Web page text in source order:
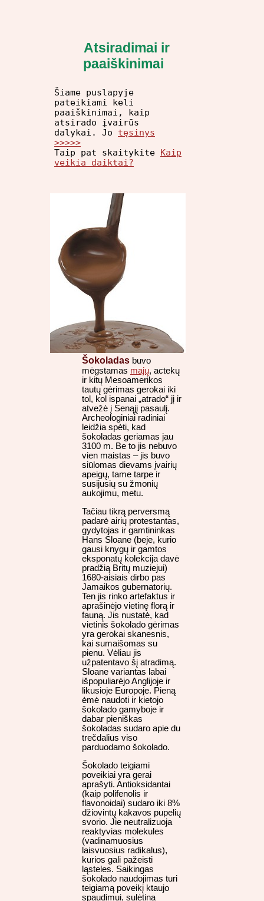
Atsiradimai ir
paaiškinimai
Šiame puslapyje
pateikiami keli
paaiškinimai, kaip
atsirado įvairūs
dalykai. Jo tęsinys
>>>>>
Taip pat skaitykite Kaip
veikia daiktai?
Šokoladas buvo
mėgstamas majų, actekų
ir kitų Mesoamerikos
tautų gėrimas gerokai iki
tol, kol ispanai „atrado“ jį ir
atvežė į Senąjį pasaulį.
Archeologiniai radiniai
leidžia spėti, kad
šokoladas geriamas jau
3100 m. Be to jis nebuvo
vien maistas – jis buvo
siūlomas dievams įvairių
apeigų, tame tarpe ir
susijusių su žmonių
aukojimu, metu.
Tačiau tikrą perversmą
padarė airių protestantas,
gydytojas ir gamtininkas
Hans Sloane (beje, kurio
gausi knygų ir gamtos
eksponatų kolekcija davė
pradžią Britų muziejui)
1680-aisiais dirbo pas
Jamaikos gubernatorių.
Ten jis rinko artefaktus ir
aprašinėjo vietinę florą ir
fauną. Jis nustatė, kad
vietinis šokolado gėrimas
yra gerokai skanesnis,
kai sumaišomas su
pienu. Vėliau jis
užpatentavo šį atradimą.
Sloane variantas labai
išpopuliarėjo Anglijoje ir
likusioje Europoje. Pieną
ėmė naudoti ir kietojo
šokolado gamyboje ir
dabar pieniškas
šokoladas sudaro apie du
trečdalius viso
parduodamo šokolado.
Šokolado teigiami
poveikiai yra gerai
aprašyti. Antioksidantai
(kaip polifenolis ir
flavonoidai) sudaro iki 8%
džiovintų kakavos pupelių
svorio. Jie neutralizuoja
reaktyvias molekules
(vadinamuosius
laisvuosius radikalus),
kurios gali pažeisti
ląsteles. Saikingas
šokolado naudojimas turi
teigiamą poveikį ktaujo
spaudimui, sulėtina